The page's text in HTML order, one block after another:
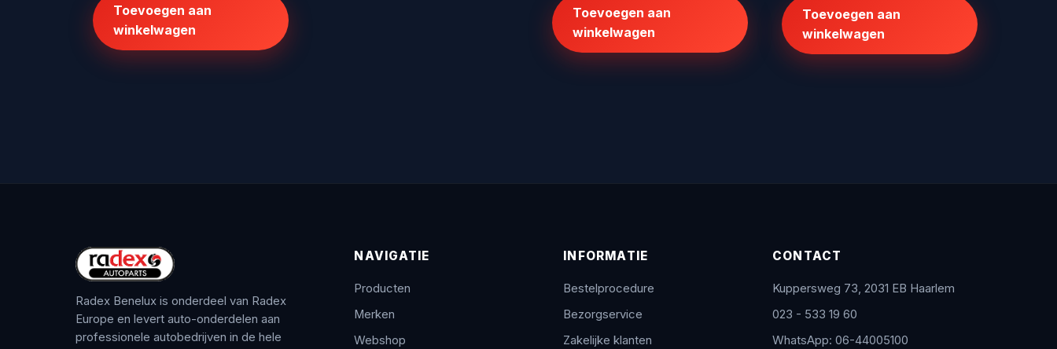
€125,70.€100,00.
Toevoegen aan
winkelwagen
€20.072,00.€139,95.
Toevoegen aan
winkelwagen
€225,62.€199,00.
Toevoegen aan
winkelwagen
Radex Benelux is onderdeel van Radex
Europe en levert auto-onderdelen aan
professionele autobedrijven in de hele
NAVIGATIE
Producten
Merken
Webshop
INFORMATIE
Bestelprocedure
Bezorgservice
Zakelijke klanten
CONTACT
Kuppersweg 73, 2031 EB Haarlem
023 - 533 19 60
WhatsApp: 06-44005100